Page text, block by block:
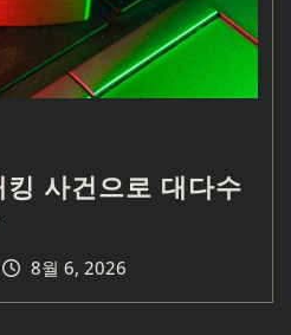
사건으로 대다수
8월 6, 2026